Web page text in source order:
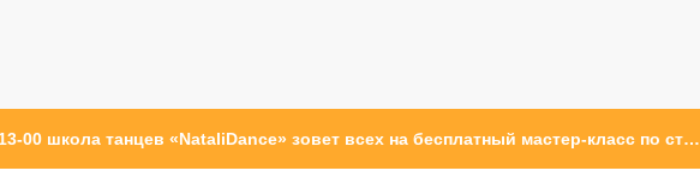
00 школа танцев «NataliDance» зовет всех на бесплатный мастер-класс по ст…